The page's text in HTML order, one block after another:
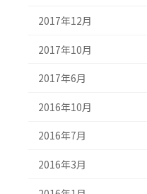
2017年12月
2017年10月
2017年6月
2016年10月
2016年7月
2016年3月